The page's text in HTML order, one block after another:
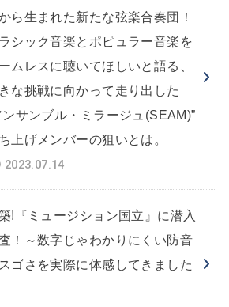
ら生まれた新たな弦楽合奏団！
シック音楽とポピュラー音楽を
ムレスに聴いてほしいと語る、
な挑戦に向かって走り出した
ンサンブル・ミラージュ(SEAM)”
上げメンバーの狙いとは。
2023.07.14
!『ミュージション国立』に潜入
！～数字じゃわかりにくい防音
ゴさを実際に体感してきました